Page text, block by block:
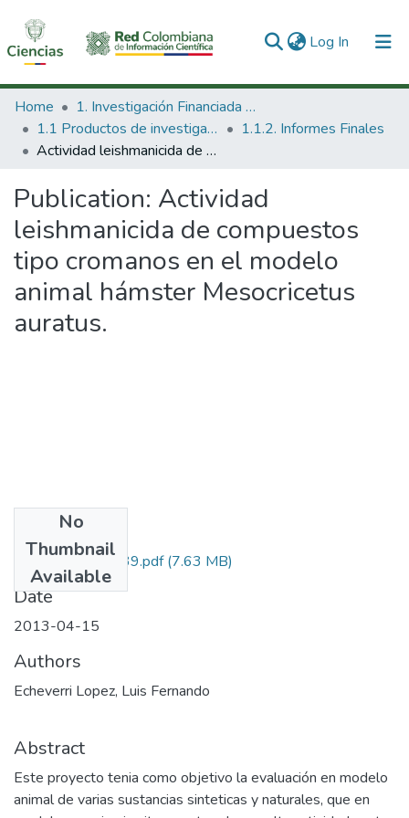
Log In (current)
Communities & Collections
All of DSpace
Home
1. Investigación Financiada con Recursos Públicos
1.1 Productos de investigación
1.1.2. Informes Finales
Actividad leishmanicida de compuestos tipo cromanos en el modelo animal hámster Mesocricetus auratus.
Publication: Actividad
leishmanicida de compuestos
tipo cromanos en el modelo
animal hámster Mesocricetus
auratus.
No
Thumbnail
Available
111549326039.pdf(7.63 MB)
Date
2013-04-15
Authors
Echeverri Lopez, Luis Fernando
Abstract
Este proyecto tenia como objetivo la evaluación en modelo
animal de varias sustancias sinteticas y naturales, que en